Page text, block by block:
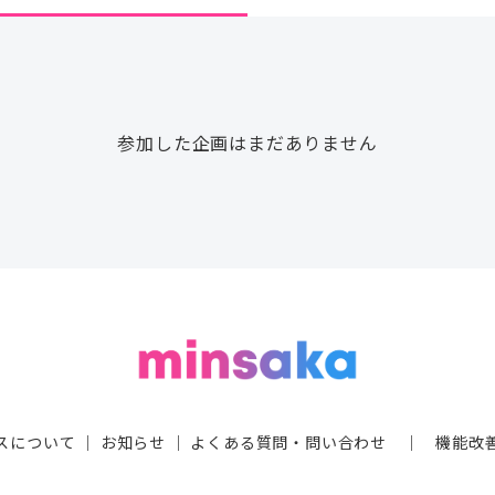
参加した企画はまだありません
について ｜ お知らせ ｜ よくある質問・問い合わせ ｜機能改